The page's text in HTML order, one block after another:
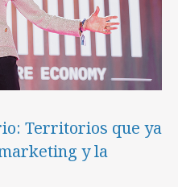
Territorios que ya
y la